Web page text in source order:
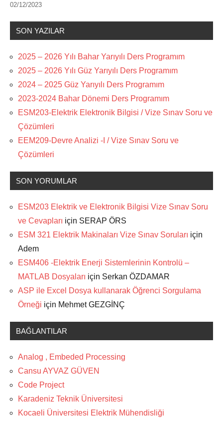
02/12/2023
SON YAZILAR
2025 – 2026 Yılı Bahar Yarıyılı Ders Programım
2025 – 2026 Yılı Güz Yarıyılı Ders Programım
2024 – 2025 Güz Yarıyılı Ders Programım
2023-2024 Bahar Dönemi Ders Programım
ESM203-Elektrik Elektronik Bilgisi / Vize Sınav Soru ve
Çözümleri
EEM209-Devre Analizi -I / Vize Sınav Soru ve
Çözümleri
SON YORUMLAR
ESM203 Elektrik ve Elektronik Bilgisi Vize Sınav Soru
ve Cevapları için SERAP ÖRS
ESM 321 Elektrik Makinaları Vize Sınav Soruları için
Adem
ESM406 -Elektrik Enerji Sistemlerinin Kontrolü –
MATLAB Dosyaları için Serkan ÖZDAMAR
ASP ile Excel Dosya kullanarak Öğrenci Sorgulama
Örneği için Mehmet GEZGİNÇ
BAĞLANTILAR
Analog , Embeded Processing
Cansu AYVAZ GÜVEN
Code Project
Karadeniz Teknik Üniversitesi
Kocaeli Üniversitesi Elektrik Mühendisliği